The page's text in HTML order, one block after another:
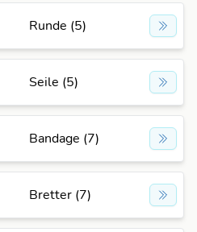
Runde (5)
Seile (5)
Bandage (7)
Bretter (7)